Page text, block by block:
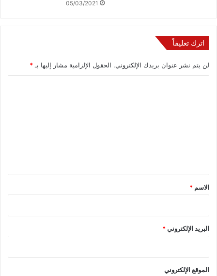
05/03/2021
اترك تعليقاً
لن يتم نشر عنوان بريدك الإلكتروني. الحقول الإلزامية مشار إليها بـ *
*
الاسم *
البريد الإلكتروني*
الموقع الإلكتروني